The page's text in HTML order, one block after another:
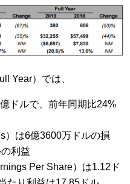
Year）では、
ドルで、前年同期比24%
）は6億3600万ドルの損
利益
Per Share）は1.12ド